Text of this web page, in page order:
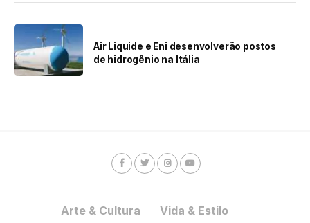
Air Liquide e Eni desenvolverão postos
de hidrogênio na Itália
Arte & Cultura Vida & Estilo